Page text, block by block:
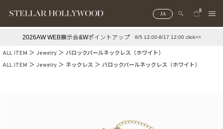
JA
0
#スタッフイチ押し（通勤パールアクセ） ＃写真映えアクセ
2026AW WEB展示会&Wポイントアップ 8/5 12:00-8/17 12:00 click>>
ALL ITEM Jewelry
バロックパールネックレス（ホワイト）
ALL ITEM
Jewelry ネックレス バロックパールネックレス（ホワイト）